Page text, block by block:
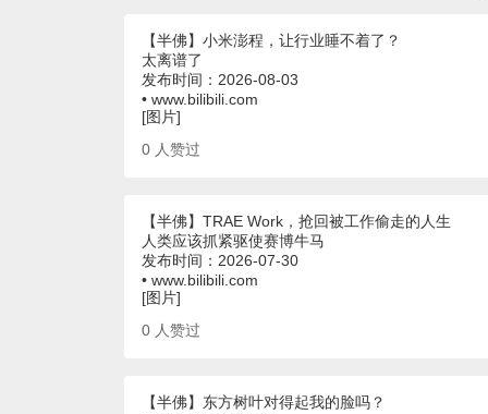
【半佛】小米澎程，让行业睡不着了？
太离谱了
发布时间：2026-08-03
• www.bilibili.com
[图片]
0 人赞过
【半佛】TRAE Work，抢回被工作偷走的人生
人类应该抓紧驱使赛博牛马
发布时间：2026-07-30
• www.bilibili.com
[图片]
0 人赞过
【半佛】东方树叶对得起我的脸吗？